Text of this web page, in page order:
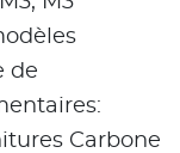
de
Carbone